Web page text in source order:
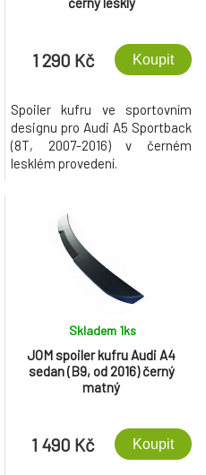
1 290 Kč Koupit
Spoiler kufru ve sportovním
designu pro Audi A5 Sportback
(8T, 2007-2016) v černém
lesklém provedení.
JOM spoiler kufru Audi A4
sedan (B9, od 2016) černý
matný
Skladem 1ks
1 490 Kč Koupit